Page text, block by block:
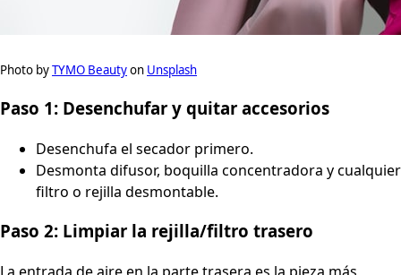
Photo byTYMO Beautyon Unsplash
Paso 1: Desenchufar y quitar accesorios
Desenchufa el secador primero.
Desmonta difusor, boquilla concentradora y cualquier
filtro o rejilla desmontable.
Paso 2: Limpiar la rejilla/filtro trasero